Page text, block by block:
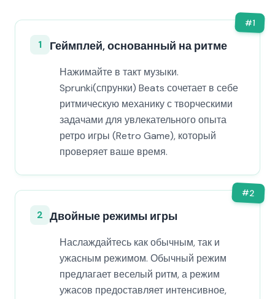
#1
1 Геймплей, основанный на ритме
Нажимайте в такт музыки.
Sprunki(спрунки) Beats сочетает в себе
ритмическую механику с творческими
задачами для увлекательного опыта
ретро игры (Retro Game), который
проверяет ваше время.
#2
2 Двойные режимы игры
Наслаждайтесь как обычным, так и
ужасным режимом. Обычный режим
предлагает веселый ритм, а режим
ужасов предоставляет интенсивное,